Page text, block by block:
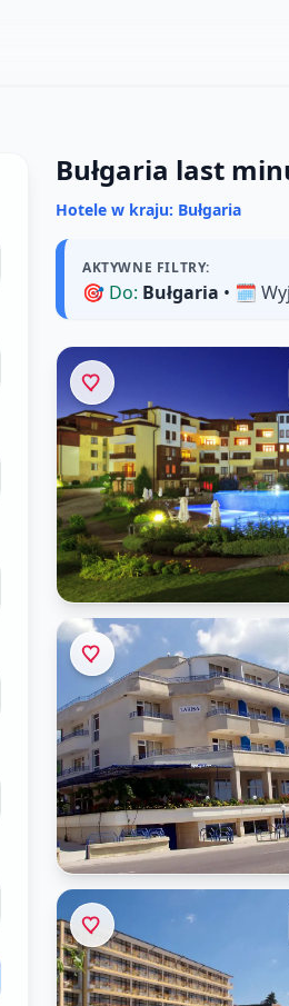
Bułgaria last
Hotele w kraju: Bułgaria
AKTYWNE FILTRY:
🎯 Do: Bułgaria • 🗓️